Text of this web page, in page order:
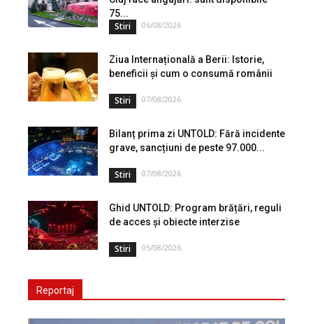
75...
Stiri 06/08/2026
Ziua Internațională a Berii: Istorie,
beneficii și cum o consumă românii
Stiri 07/08/2026
Bilanț prima zi UNTOLD: Fără incidente
grave, sancțiuni de peste 97.000...
Stiri 07/08/2026
Ghid UNTOLD: Program brățări, reguli
de acces și obiecte interzise
Stiri 05/08/2026
Reportaj